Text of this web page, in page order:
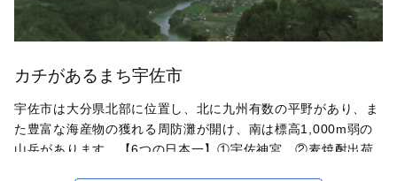
カチがあるまち宇佐市
宇佐市は大分県北部に位置し、北に九州有数の平野があり、ま
た豊富な海産物の獲れる周防灘が開け、南は標高1,000m弱の
山岳があります。【6つの日本一】①宇佐神宮 ②麦焼酎出荷